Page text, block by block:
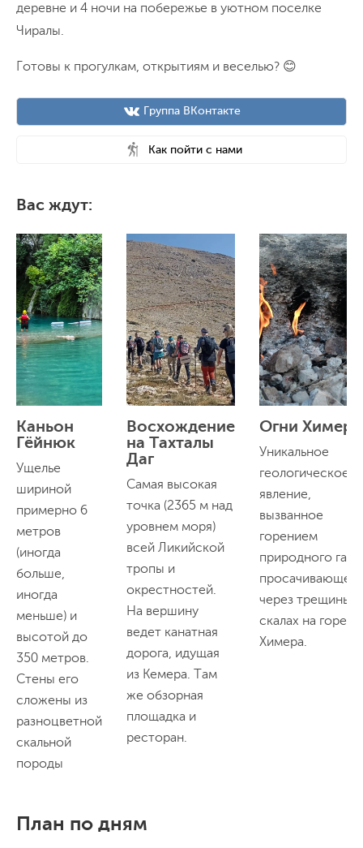
деревне и 4 ночи на побережье в уютном поселке
Чиралы.
Готовы к прогулкам, открытиям и веселью? 😊
Группа ВКонтакте
Как пойти с нами
Вас ждут:
Каньон
Гёйнюк
Ущелье
шириной
примерно 6
метров
(иногда
больше,
иногда
меньше) и
высотой до
350 метров.
Стены его
сложены из
разноцветной
скальной
породы
Восхождение
на Тахталы
Даг
Самая высокая
точка (2365 м над
уровнем моря)
всей Ликийской
тропы и
окрестностей.
На вершину
ведет канатная
дорога, идущая
из Кемера. Там
же обзорная
площадка и
ресторан.
Огни
Уникальное
геологическое
явление,
вызванное
горением
природного газа,
через трещины в
скалах на горе
Химера.
План по дням